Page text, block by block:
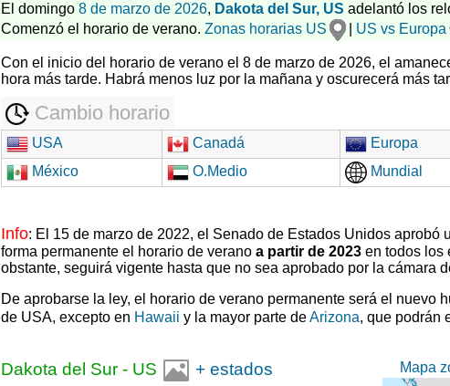
El domingo 8 de marzo de 2026, Dakota del Sur, US adelantó los
Comenzó el horario de verano. Zonas horarias US US vs Europa
Con el inicio del horario de verano el 8 de marzo de 2026, el
hora más tarde. Habrá menos luz por la mañana y oscurecerá más
Cambio horario
USA Canadá Europa
México
O.Medio Mundial
Info: El 15 de marzo de 2022, el Senado de Estados Unidos aprobó
forma permanente el horario de verano a partir de 2023 en todos los
obstante, seguirá vigente hasta que no sea aprobado por la cámara
De aprobarse la ley, el horario de verano permanente será el nuevo
de USA, excepto en Hawaii y la mayor parte deArizona, que podrán
Dakota del Sur - US + estados Mapa